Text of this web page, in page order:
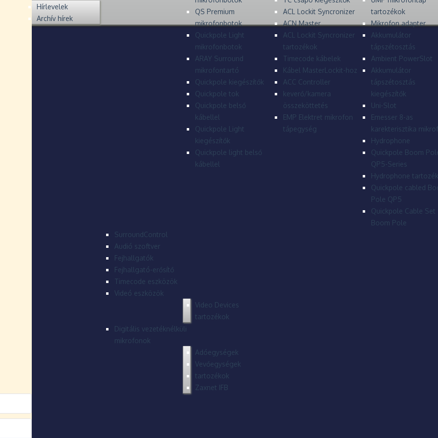
QS Premium
mikrofonbotok
Quickpole Light
mikrofonbotok
ARAY Surround
mikrofontartó
Quickpole kiegészítők
Quickpole tok
Quickpole belső
kábellel
Quickpole Light
kiegészítők
Quickpole light belső
kábellel
ACL Lockit Syncronizer
ACN Master
ACL Lockit Syncronizer
tartozékok
Timecode kábelek
Kábel MasterLockit-hoz
ACC Controller
keverő/kamera
összeköttetés
EMP Elektret mikrofon
tápegység
tartozékok
Mikrofon adapter
Akkumulátor
tápszétosztás
Ambient PowerSlot
Akkumulátor
tápszétosztás
kiegészítők
Uni-Slot
Emesser 8-as
karekterisztika
Hydrophone
Quickpole Boom
QP5-Series
Hydrophone
Quickpole cabled
Pole QP5
Quickpole Cable Set
Boom Pole
SurroundControl
Audió szoftver
Fejhallgatók
Fejhallgató-erősítő
Timecode eszközök
Videó eszközök
Video Devices
tartozékok
Digitális vezetéknélküli
mikrofonok
Adóegységek
Vevőegységek
tartozékok
Zaxnet IFB
Hírlevelek
Archív hírek